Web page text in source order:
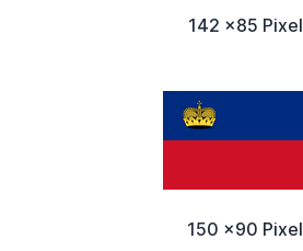
142 x85 Pixel
150 x90 Pixel